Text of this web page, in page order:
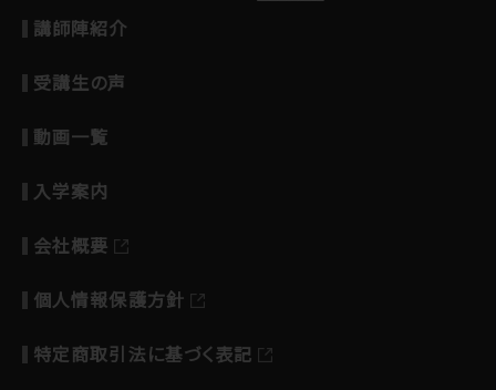
講師陣紹介
受講生の声
動画一覧
入学案内
会社概要
個人情報保護方針
特定商取引法に基づく表記